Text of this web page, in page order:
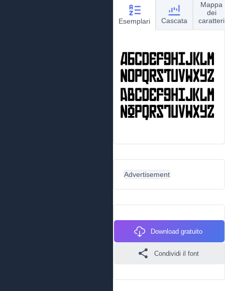
Esemplari Cascata
Mappa
dei
caratteri
Advertisement
Download gratuito
Condividi il font